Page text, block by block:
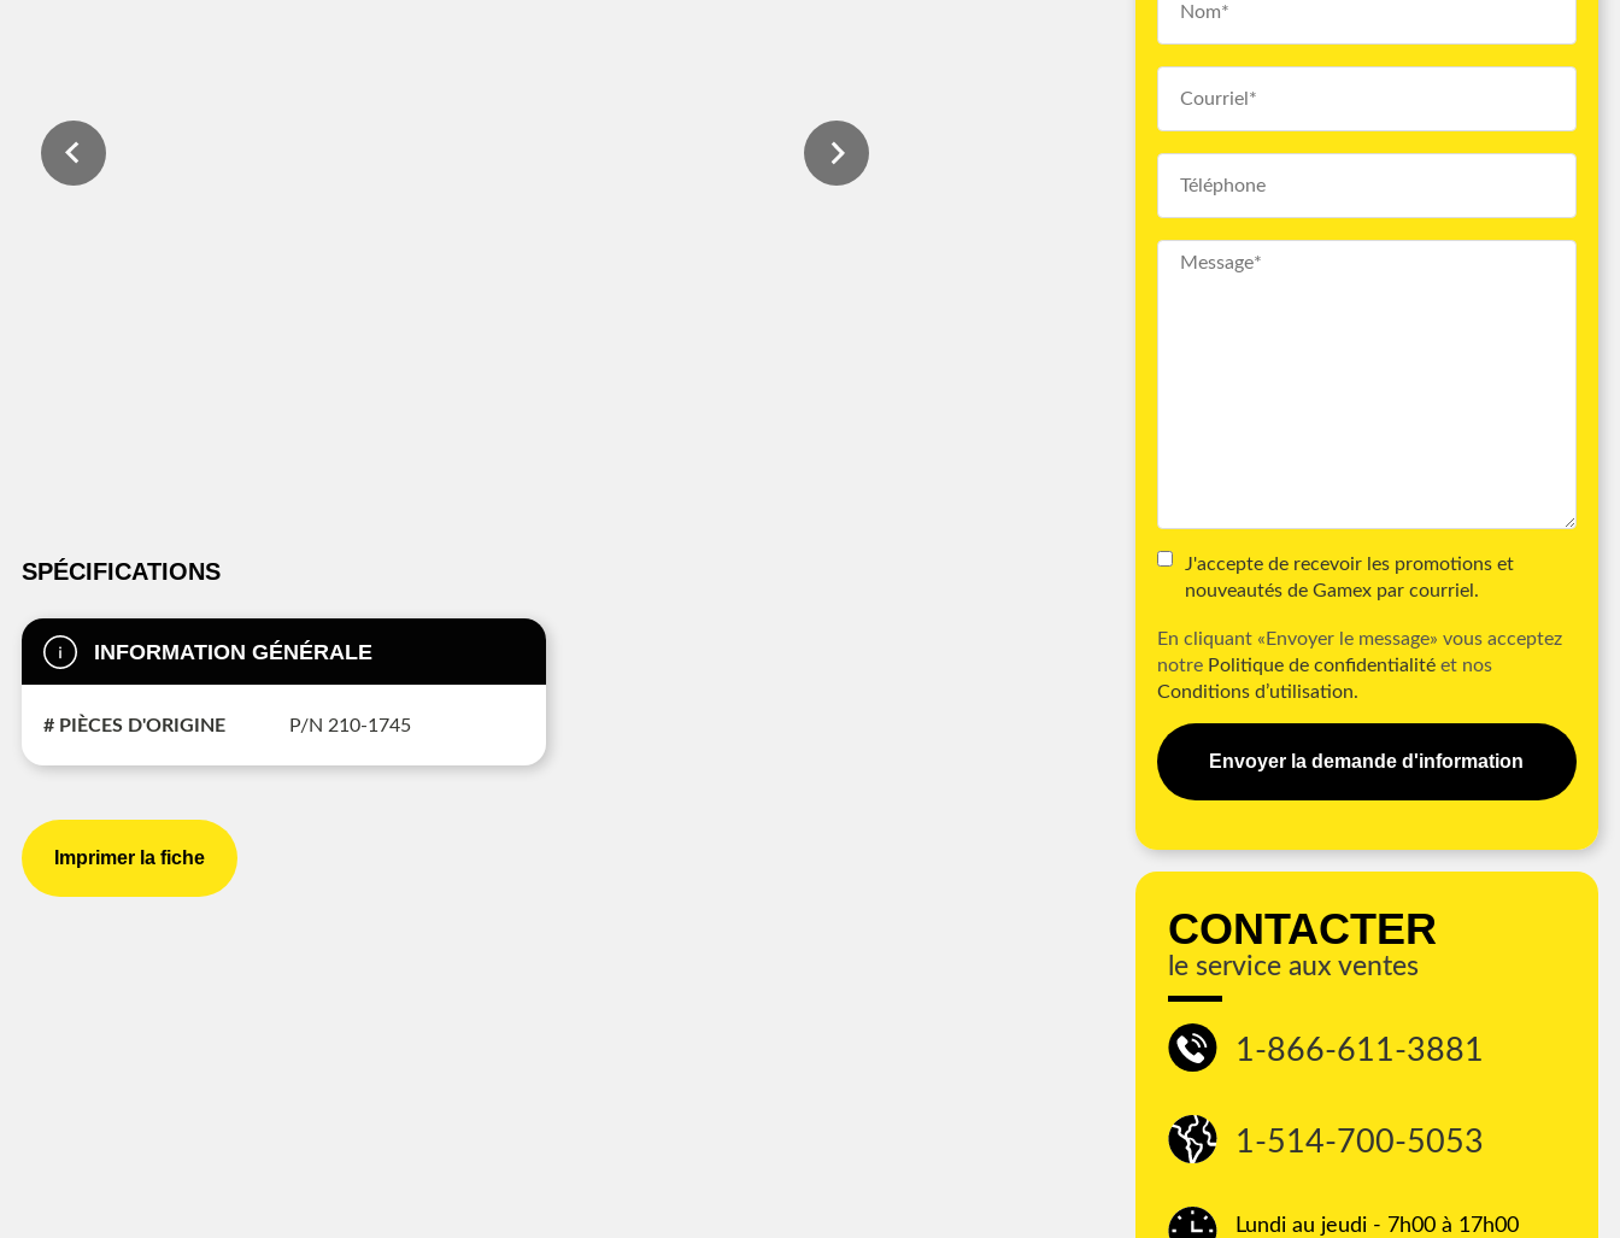
SPÉCIFICATIONS
INFORMATION GÉNÉRALE
# PIÈCES D'ORIGINE P/N 210-1745
Imprimer la fiche
J'accepte de recevoir les promotions et
nouveautés de Gamex par courriel.
En cliquant «Envoyer le message» vous acceptez
notre Politique de confidentialitéet nos
Conditions d’utilisation.
Envoyer la demande d'information
CONTACTER
le service aux ventes
1-866-611-3881
1-514-700-5053
Lundi au jeudi - 7h00 à 17h00